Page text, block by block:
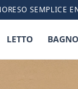
RESO SEMPLICE
LETTO BAGNO